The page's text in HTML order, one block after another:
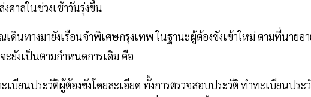
ศาลในช่วงเช้าวันรุ่งขึ้น
ทางมายังเรือนจำพิเศษกรุงเทพ ในฐานะผู้ต้องขังเข้าใหม่ ตามที่นายอ
งเป็นตามกำหนดการเดิม คือ
บียนประวัติผู้ต้องขังโดยละเอียด ทั้งการตรวจสอบประวัติ ทำทะเบียนประ